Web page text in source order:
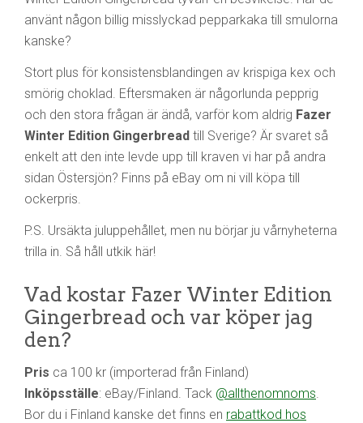
använt någon billig misslyckad pepparkaka till smulorna
kanske?
Stort plus för konsistensblandingen av krispiga kex och
smörig choklad. Eftersmaken är någorlunda pepprig
och den stora frågan är ändå, varför kom aldrig Fazer
Winter Edition Gingerbread till Sverige? Är svaret så
enkelt att den inte levde upp till kraven vi har på andra
sidan Östersjön? Finns på eBay om ni vill köpa till
ockerpris.
P.S. Ursäkta juluppehållet, men nu börjar ju vårnyheterna
trilla in. Så håll utkik här!
Vad kostar Fazer Winter Edition
Gingerbread och var köper jag
den?
Pris ca 100 kr (importerad från Finland)
Inköpsställe: eBay/Finland. Tack @allthenomnoms
Bor du i Finland kanske det finns en rabattkod hos